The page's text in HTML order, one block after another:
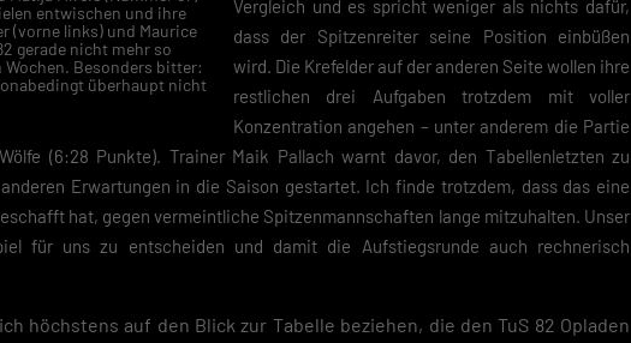
entwischen und ihre
(vorne links) und Maurice
gerade nicht mehr so
Besonders bitter:
überhaupt nicht
Vergleich und es spricht weniger als nichts dafür,
dass der Spitzenreiter seine Position einbüßen
wird. Die Krefelder auf der anderen Seite wollen ihre
restlichen drei Aufgaben trotzdem mit voller
Konzentration angehen – unter anderem die Partie
(6:28 Punkte). Trainer Maik Pallach warnt davor, den Tabellenletzten zu
Erwartungen in die Saison gestartet. Ich finde trotzdem, dass das eine
hat, gegen vermeintliche Spitzenmannschaften lange mitzuhalten. Unser
für uns zu entscheiden und damit die Aufstiegsrunde auch rechnerisch
höchstens auf den Blick zur Tabelle beziehen, die den TuS 82 Opladen